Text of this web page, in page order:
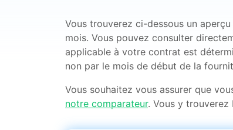
Vous trouverez ci-dessous un
mois. Vous pouvez consulter
applicable à votre contrat est
non par le mois de début de la
Vous souhaitez vous assurer que
notre comparateur. Vous y